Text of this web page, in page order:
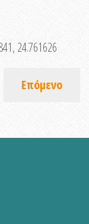
24.761626
Επόμενο